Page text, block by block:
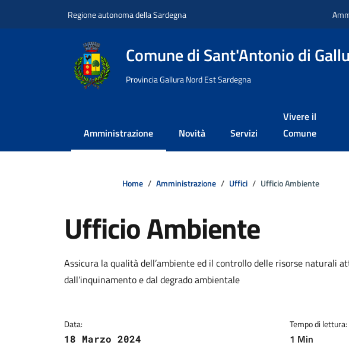
Regione autonoma della Sardegna
Comune di Sant'Antonio di
Provincia Gallura Nord Est Sardegna
Amministrazione Novità Servizi
Vivere il
Comune
Home Amministrazione Uffici Ufficio Ambiente
Ufficio Ambiente
Dettagli della notizia
Assicura la qualità dell’ambiente ed il controllo delle risorse naturali
dall’inquinamento e dal degrado ambientale
Data:
18 Marzo 2024
Tempo di lettura:
1 Min